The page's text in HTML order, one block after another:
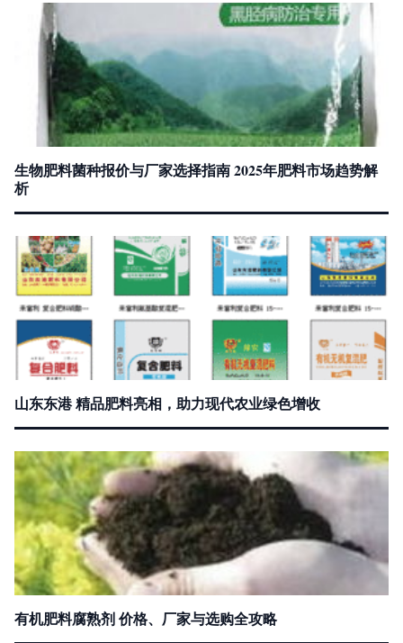
生物肥料菌种报价与厂家选择指南 2025年肥料市场趋势解
析
山东东港 精品肥料亮相，助力现代农业绿色增收
有机肥料腐熟剂 价格、厂家与选购全攻略